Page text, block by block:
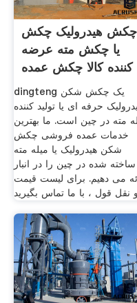
چکش هیدرولیک چکش
یا چکش مته عرضه
کننده کالا چکش عمده
dingteng یک چکش شکن
حرفه ای یا تولید کننده
مته در چین است. ما بهترین
خدمات عمده فروشی چکش
شکن هیدرولیک یا میله مته
ساخته شده در چین را در انبار
می دهیم. برای لیست قیمت